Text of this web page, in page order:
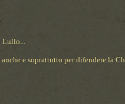
Lullo...
e soprattutto per difendere la